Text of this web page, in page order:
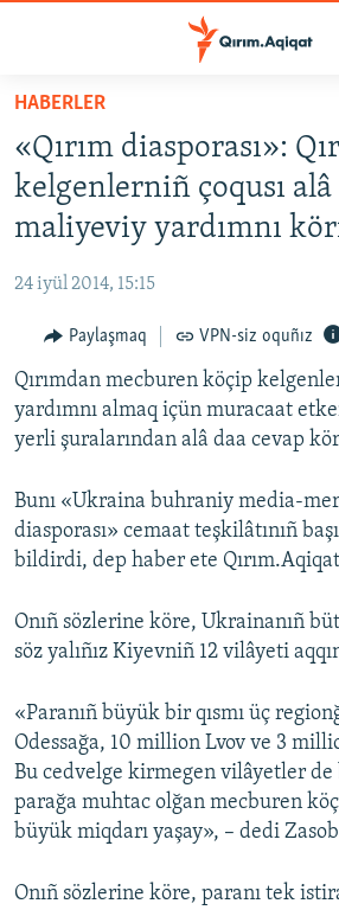
Esas
qaytmaq
Baş
navigatsiyağa
qaytmaq
Qıdıruvğa
qaytmaq
SİYASET
İQTİSADİYAT
MEDENİYET
İNSAN AQLARI
VİDEO
SÜRET
FİKİR
Русский
Українською
RFE/RS bütün saytları
HABERLER
«Qırım diasporası»:
kelgenlerniñ çoqusı alâ
maliyeviy yardımnı
24 iyül 2014, 15:15
Paylaşmaq VPN-siz oquñız
Qırımdan mecburen köçip
yardımnı almaq içün muracaat
yerli şuralarından alâ daa cevap
Bunı «Ukraina buhraniy media-
diasporası» cemaat teşkilâtınıñ
bildirdi, dep haber ete Qırım.Aqiqat
Onıñ sözlerine köre, Ukrainanıñ
söz yalıñız Kiyevniñ 12 vilâyeti
«Paranıñ büyük bir qısmı üç
Odessağa, 10 million Lvov ve 3
Bu cedvelge kirmegen vilâyetler de
parağa muhtac olğan mecburen
büyük miqdarı yaşay», – dedi
Onıñ sözlerine köre, paranı tek